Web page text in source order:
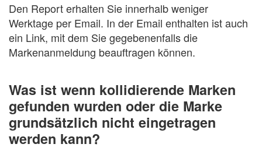
Den Report erhalten Sie innerhalb weniger
Werktage per Email. In der Email enthalten ist auch
ein Link, mit dem Sie gegebenenfalls die
Markenanmeldung beauftragen können.
Was ist wenn kollidierende Marken
gefunden wurden oder die Marke
grundsätzlich nicht eingetragen
werden kann?